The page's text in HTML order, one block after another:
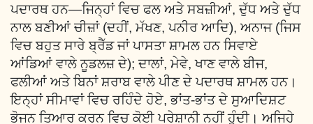
ਪਦਾਰਥ ਹਨ—ਜਿਨ੍ਹਾਂ ਵਿਚ ਫਲ ਅਤੇ ਸਬਜ਼ੀਆਂ, ਦੁੱਧ ਅਤੇ ਦੁੱਧ
ਨਾਲ ਬਣੀਆਂ ਚੀਜ਼ਾਂ (ਦਹੀਂ, ਮੱਖਣ, ਪਨੀਰ ਆਦਿ), ਅਨਾਜ (ਜਿਸ
ਵਿਚ ਬਹੁਤ ਸਾਰੇ ਬ੍ਰੈੱਡ ਜਾਂ ਪਾਸਤਾ ਸ਼ਾਮਲ ਹਨ ਸਿਵਾਏ
ਆਂਡਿਆਂ ਵਾਲੇ ਨੂਡਲਜ਼ ਦੇ); ਦਾਲਾਂ, ਮੇਵੇ, ਖਾਣ ਵਾਲੇ ਬੀਜ,
ਫਲੀਆਂ ਅਤੇ ਬਿਨਾਂ ਸ਼ਰਾਬ ਵਾਲੇ ਪੀਣ ਦੇ ਪਦਾਰਥ ਸ਼ਾਮਲ ਹਨ।
ਇਨ੍ਹਾਂ ਸੀਮਾਵਾਂ ਵਿਚ ਰਹਿੰਦੇ ਹੋਏ, ਭਾਂਤ-ਭਾਂਤ ਦੇ ਸੁਆਦਿਸ਼ਟ
ਭੋਜਨ ਤਿਆਰ ਕਰਨ ਵਿਚ ਕੋਈ ਪਰੇਸ਼ਾਨੀ ਨਹੀਂ ਹੁੰਦੀ। ਅਜਿਹੇ